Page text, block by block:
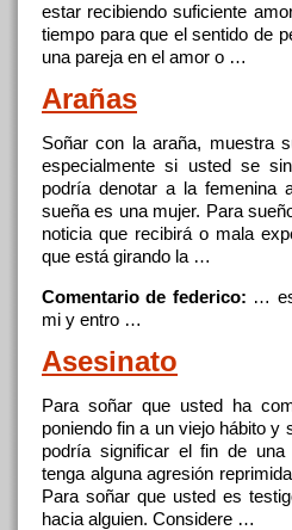
estar recibiendo suficiente
tiempo para que elsentido de
una pareja en el amor o …
Arañas
Soñar con la araña, muestra
especialmente si usted se
podría denotar a la
sueña es una mujer. Para
noticia que recibirá o mala
que está girando la …
Comentario de federico: …
mi y entro …
Asesinato
Para soñarque usted ha
poniendo fin a unviejo hábitoy
podría significar elfin de una
tenga alguna agresión
Parasoñar que usted es
hacia alguien. Considere …